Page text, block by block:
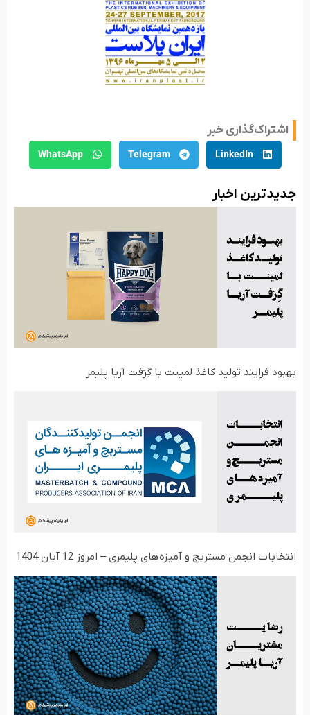
اشتراک‌گذاری خبر
LinkedIn
Telegram
WhatsApp
جدید‌ترین اخبار
بهبود فرایند تولید کاغذ لمینت با گِرَفت آریا پلیمر
انتخابات انجمن مستربچ و آمیزه‌های پلیمری – امروز 12 آبان 1404